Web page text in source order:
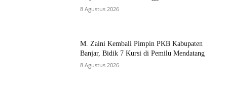
8 Agustus 2026
M. Zaini Kembali Pimpin PKB Kabupaten
Banjar, Bidik 7 Kursi di Pemilu Mendatang
8 Agustus 2026